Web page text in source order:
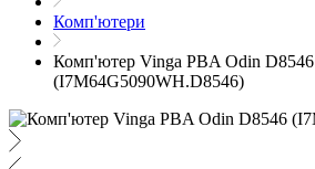
Комп'ютери
Комп'ютер Vinga PBA Odin D8546
(I7M64G5090WH.D8546)